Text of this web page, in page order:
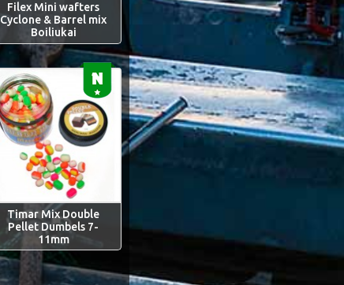
Filex Mini wafters
Cyclone & Barrel mix
Boiliukai
Timar Mix Double
Pellet Dumbels 7-
11mm